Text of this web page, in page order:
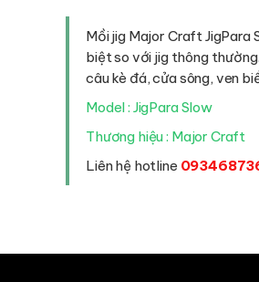
JigPara
Slow
Slow
Đáo,
Mồi jig Major Craft JigPara
biệt so với jig thông
câu kè đá, cửa sông, ven
Model : JigPara Slow
Thương hiệu : Major Craft
Liên hệ hotline